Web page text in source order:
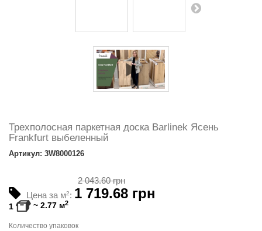
Трехполосная паркетная доска Barlinek Ясень
Frankfurt выбеленный
Артикул: 3W8000126
Цена за м2: 1 719.68 грн
2 043.60 грн
1 ~ 2.77 м2
Количество упаковок